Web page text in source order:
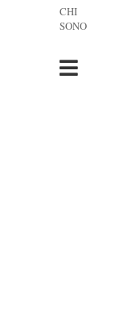
CHI
SONO